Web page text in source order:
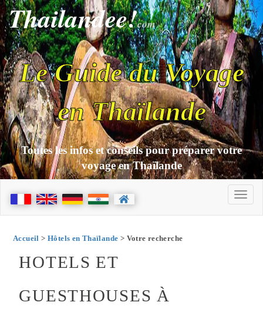
Thailandee!com
Le Guide du Voyage
en Thaïlande
Toutes les infos et conseils pour préparer votre
voyage en Thaïlande
Accueil > Hôtels en Thaïlande > Votre recherche
HOTELS ET
GUESTHOUSES À